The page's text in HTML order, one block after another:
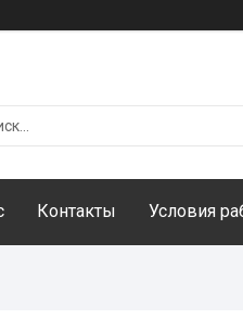
Контакты Условия